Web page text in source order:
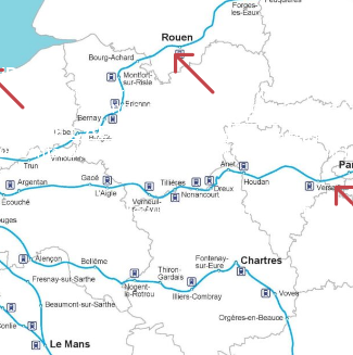
passando per Lessay, Coutances
DE CAEN OUISTREHAM
romana da Vieux ad Avranches, utilizzata dai pellegrini fin da prima dell'anno Mille. Collega i paesaggi del Calvados con le valli della Normandia sulla via del Mont.
Il
%
CHEMIN DE ROUEN
Si estende attraverso cinque dipartimenti della Normandia,
Parte
poi si unisce alle vie della Normandia